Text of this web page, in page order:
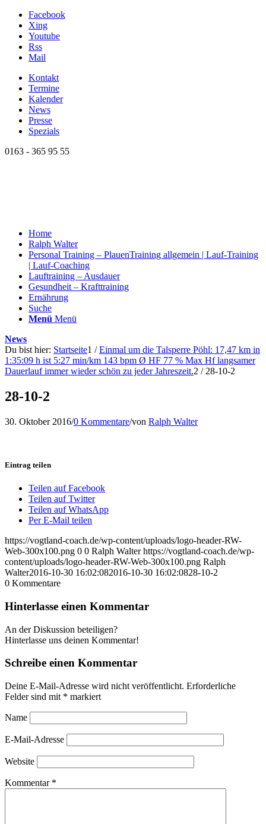
Facebook
Xing
Youtube
Rss
Mail
Kontakt
Termine
Kalender
News
Presse
Spezials
0163 - 365 95 55
Home
Ralph Walter
Personal Training – PlauenTraining allgemein | Lauf-Training
| Lauf-Coaching
Lauftraining – Ausdauer
Gesundheit – Krafttraining
Ernährung
Suche
Menü Menü
News
Du bist hier: Startseite1 / Einmal um die Talsperre Pöhl: 17,47 km in
1:35:09 h ist 5:27 min/km 143 bpm Ø HF 77 % Max Hf langsamer
Dauerlauf immer wieder schön zu jeder Jahreszeit.2 / 28-10-2
28-10-2
30. Oktober 2016/0 Kommentare/von Ralph Walter
Eintrag teilen
Teilen auf Facebook
Teilen auf Twitter
Teilen auf WhatsApp
Per E-Mail teilen
https://vogtland-coach.de/wp-content/uploads/logo-header-RW-
Web-300x100.png 0 0 Ralph Walter https://vogtland-coach.de/wp-
content/uploads/logo-header-RW-Web-300x100.png Ralph
Walter2016-10-30 16:02:082016-10-30 16:02:0828-10-2
0 Kommentare
Hinterlasse einen Kommentar
An der Diskussion beteiligen?
Hinterlasse uns deinen Kommentar!
Schreibe einen Kommentar
Deine E-Mail-Adresse wird nicht veröffentlicht. Erforderliche
Felder sind mit * markiert
Name
E-Mail-Adresse
Website
Kommentar *